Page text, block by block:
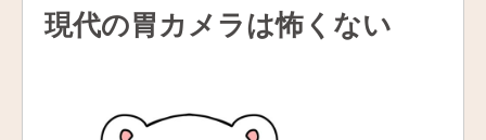
現代の胃カメラは怖くない